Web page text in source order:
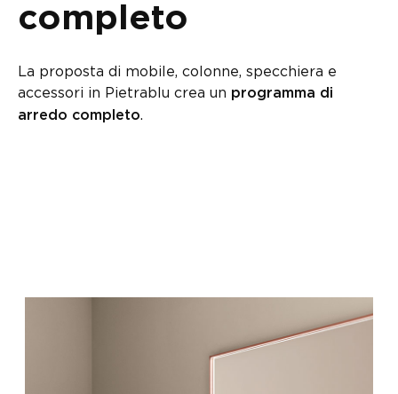
completo
La proposta di mobile, colonne, specchiera e
accessori in Pietrablu crea un programma di
arredo completo